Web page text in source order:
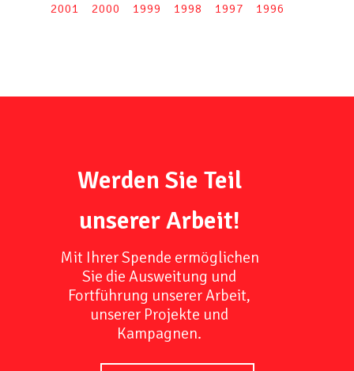
2001
2000 1999 1998 1997 1996
Werden Sie Teil
unserer Arbeit!
Mit Ihrer Spende ermöglichen
Sie die Ausweitung und
Fortführung unserer Arbeit,
unserer Projekte und
Kampagnen.